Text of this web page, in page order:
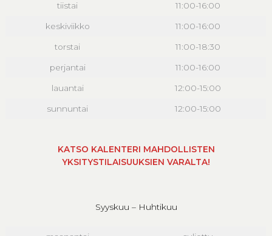
tiistai 11:00-16:00
keskiviikko 11:00-16:00
torstai 11:00-18:30
perjantai 11:00-16:00
lauantai 12:00-15:00
sunnuntai 12:00-15:00
KATSO KALENTERI MAHDOLLISTEN
YKSITYSTILAISUUKSIEN VARALTA!
Syyskuu – Huhtikuu